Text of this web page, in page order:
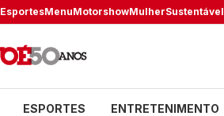
EsportesMenuMotorshowMulherSustentável
ESPORTES ENTRETENIMENTO